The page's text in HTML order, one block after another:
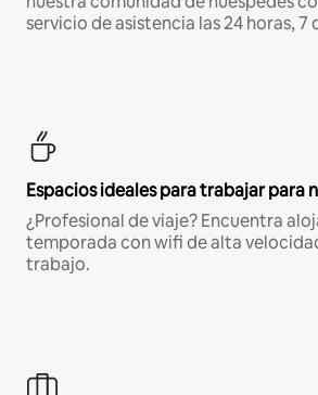
servicio de asistencia las 24 horas, 7
Espacios ideales para trabajar para
¿Profesional de viaje? Encuentra
temporada con wifi de alta
trabajo.